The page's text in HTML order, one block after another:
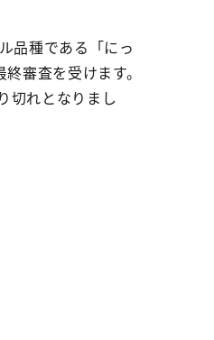
品種である「にっ
審査を受けます。
切れとなりまし